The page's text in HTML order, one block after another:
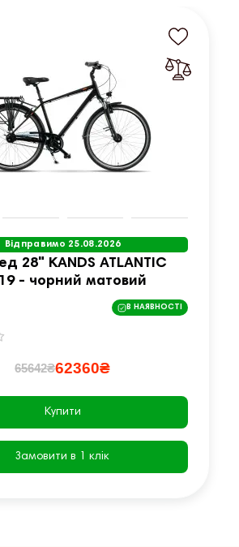
Відправимо 25.08.2026
28" KANDS ATLANTIC
NEXUS 7 19 - чорний матовий
В НАЯВНОСТІ
65642₴62360₴
Купити
Замовити в 1 клік